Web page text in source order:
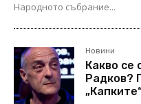
Народното събрание...
Новини
Какво се
Радков?